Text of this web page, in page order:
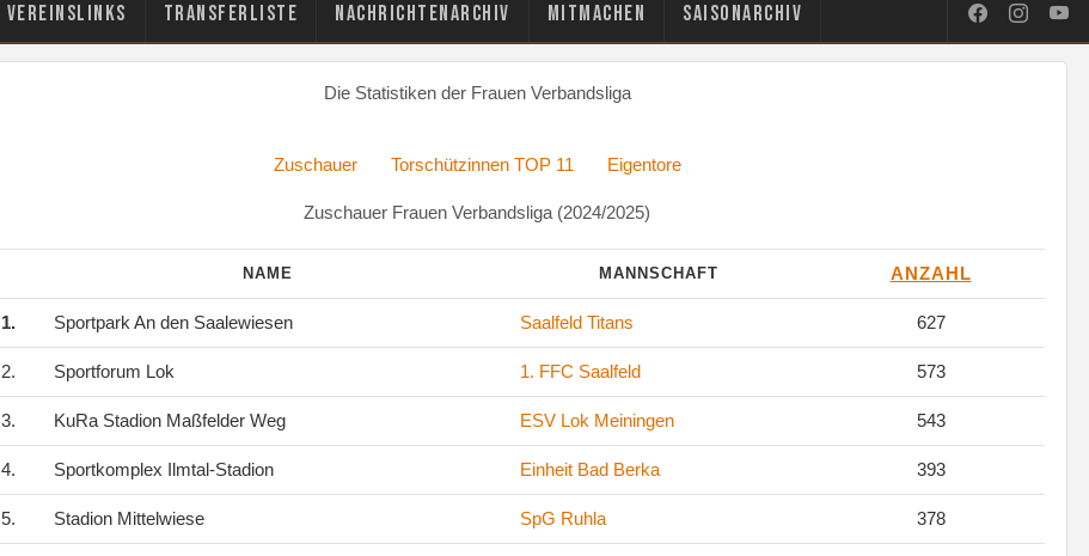
Vereinslinks Transferliste Nachrichtenarchiv Mitmachen Saisonarchiv
Die Statistiken der Frauen Verbandsliga
Zuschauer Torschützinnen TOP 11 Eigentore
Zuschauer Frauen Verbandsliga (2024/2025)
NAME MANNSCHAFT ANZAHL
1. Sportpark An den Saalewiesen Saalfeld Titans 627
2. Sportforum Lok 1. FFC Saalfeld 573
3. KuRa Stadion Maßfelder Weg ESV Lok Meiningen 543
4. Sportkomplex Ilmtal-Stadion Einheit Bad Berka 393
5. Stadion Mittelwiese SpG Ruhla 378